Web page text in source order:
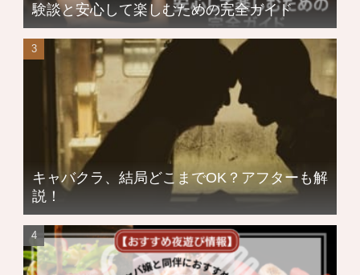
験談と安心して楽しむための完全ガイド
キャバクラ、結局どこまでOK？アフターも解
説！